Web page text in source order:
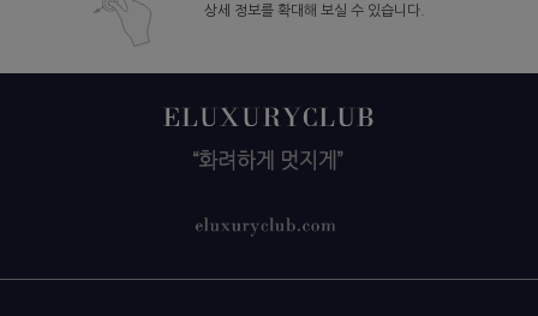
상세 정보를 확대해 보실 수 있습니다.